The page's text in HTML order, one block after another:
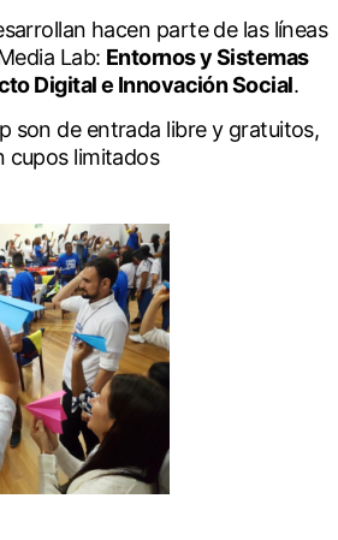
hacen parte de las líneas
Lab: Entornos y Sistemas
Digital e Innovación Social.
son de entrada libre y gratuitos,
cupos limitados